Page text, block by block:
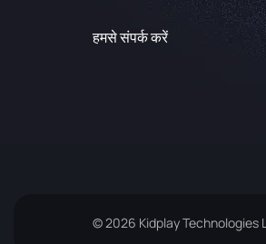
हमसे संपर्क करें
© 2026 Kidplay Technologies